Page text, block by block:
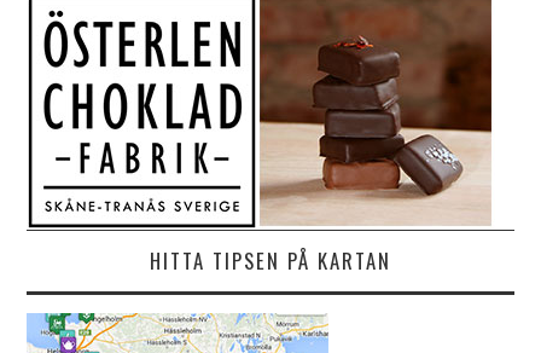
HITTA TIPSEN PÅ KARTAN